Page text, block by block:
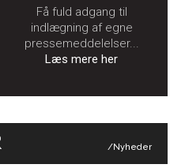
Få fuld adgang til
indlægning af egne
pressemeddelelser...
Læs mere her
/Nyheder